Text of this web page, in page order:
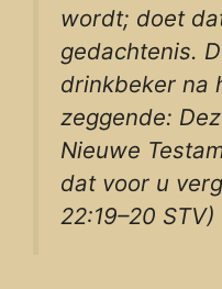
wordt; doet
gedachtenis.
drinkbeker na
zeggende:
Nieuwe
dat voor u
22:19–20 STV)